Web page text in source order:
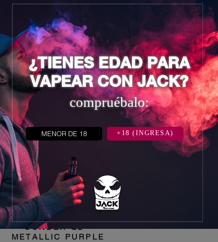
¿TIENES EDAD PARA
VAPEAR CON JACK?
compruébalo:
MENOR DE 18 +18 (INGRESA)
8 otros productos en la misma
categoría:
SONDER Q2 -
METALLIC PURPLE
